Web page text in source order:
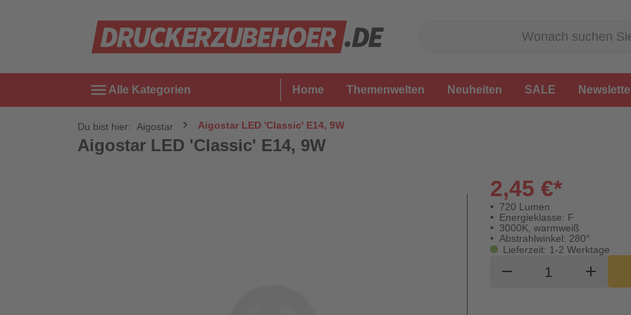
menu Alle Kategorien Home Themenwelten Neuheiten SALE
Du bist hier: Aigostar Aigostar LED 'Classic' E14, 9W
Aigostar LED 'Classic' E14, 9W
2,45 €*
720 Lumen
Energieklasse: F
3000K, warmweiß
Abstrahlwinkel: 280°
Lieferzeit: 1-2 Werktage
remove Produktadd